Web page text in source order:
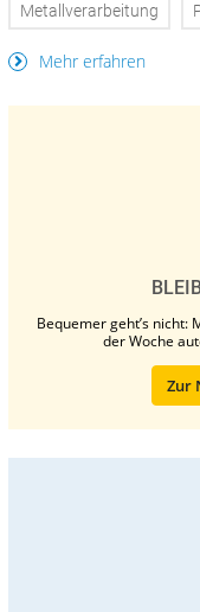
Metallverarbeitung
Mehr erfahren
Bequemer geht’s nicht:
der Woche
Zur